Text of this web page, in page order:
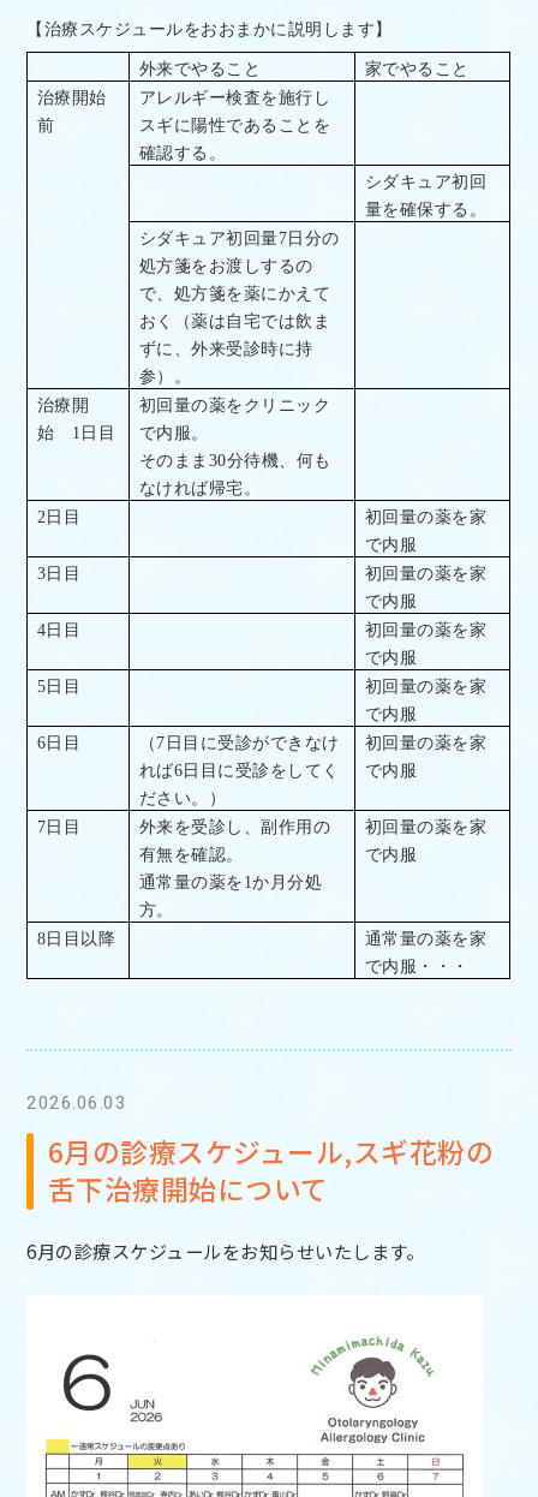
【治療スケジュールをおおまかに説明します】
外来でやること
家でやること
治療開始
前
アレルギー検査を施行し
スギに陽性であることを
確認する。
シダキュア初回
量を確保する。
シダキュア初回量7 日分の
処方箋をお渡しするの
で、処方箋を薬にかえて
おく（薬は自宅では飲ま
ずに、外来受診時に持
参）。
治療開
始 1 日目
初回量の薬をクリニック
で内服。
そのまま 30分待機、何も
なければ帰宅。
2 日目
初回量の薬を家
で内服
3 日目
初回量の薬を家
で内服
4 日目
初回量の薬を家
で内服
5 日目
初回量の薬を家
で内服
6 日目 （ 7 日目に受診ができなけ
れば6 日目に受診をしてく
ださい。）
初回量の薬を家
で内服
7 日目
外来を受診し、副作用の
有無を確認。
通常量の薬を 1か月分処
方。
初回量の薬を家
で内服
8 日目以降
通常量の薬を家
で内服・・・
2026.06.03
6月の診療スケジュール,スギ花粉の
舌下治療開始について
6月の診療スケジュールをお知らせいたします。